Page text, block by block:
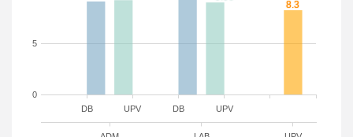
DB DB
UPV UPV
0
5